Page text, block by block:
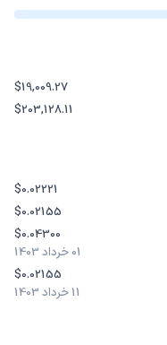
$19,009.27
$203,128.11
$0.02221
$0.02155
$0.04300
01 خرداد 1403
$0.02155
11 خرداد 1403